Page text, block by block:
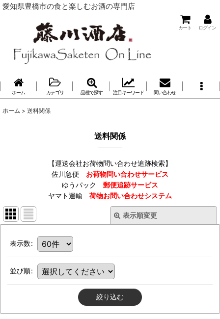
愛知県豊橋市の食と楽しむお酒の専門店
カート ログイン
ホーム カテゴリ 品種で探す 注目キーワード 問い合わせ
ホーム > 送料関係
送料関係
【運送会社お荷物問い合わせ追跡検索】
佐川急便 お荷物問い合わせサービス
ゆうパック 郵便追跡サービス
ヤマト運輸 荷物お問い合わせシステム
表示順変更
表示数:
並び順:
絞り込む